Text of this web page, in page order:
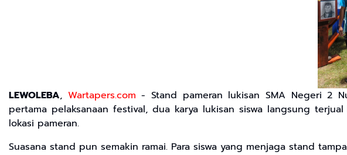
LEWOLEBA, Wartapers.com - Stand pameran lukisan SMA Negeri 2
pertama pelaksanaan festival, dua karya lukisan siswa langsung
lokasi pameran.
Suasana stand pun semakin ramai. Para siswa yang menjaga stand